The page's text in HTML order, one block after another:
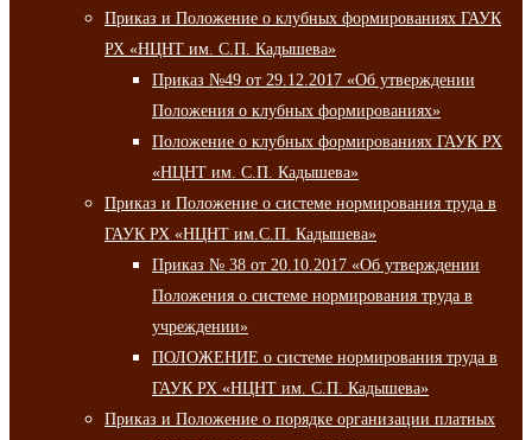
Приказ и Положение о клубных формированиях ГАУК
РХ «НЦНТ им. С.П. Кадышева»
Приказ №49 от 29.12.2017 «Об утверждении
Положения о клубных формированиях»
Положение о клубных формированиях ГАУК РХ
«НЦНТ им. С.П. Кадышева»
Приказ и Положение о системе нормирования труда в
ГАУК РХ «НЦНТ им.С.П. Кадышева»
Приказ № 38 от 20.10.2017 «Об утверждении
Положения о системе нормирования труда в
учреждении»
ПОЛОЖЕНИЕ о системе нормирования труда в
ГАУК РХ «НЦНТ им. С.П. Кадышева»
Приказ и Положение о порядке организации платных